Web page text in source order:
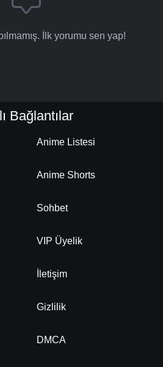
İlk yorumu sen yap!
Bağlantılar
Anime Listesi
Anime Shorts
Sohbet
VIP Üyelik
İletişim
Gizlilik
DMCA